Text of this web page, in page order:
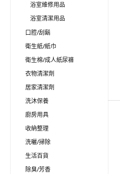
浴室維修用品
浴室清潔用品
口腔/刮鬍
衛生紙/紙巾
衛生棉/成人紙尿褲
衣物清潔劑
居家清潔劑
洗沐保養
廚房用具
收納整理
洗曬/掃除
生活百貨
除臭/芳香